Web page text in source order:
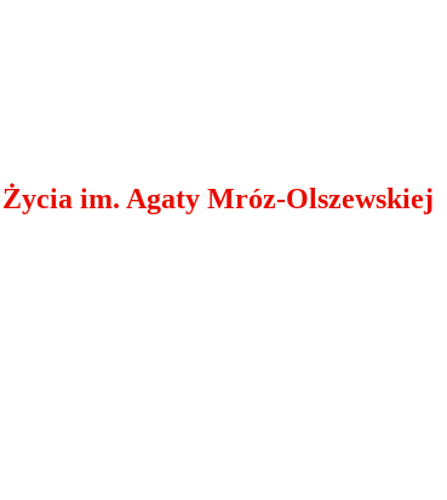
im. Agaty Mróz-Olszewskiej